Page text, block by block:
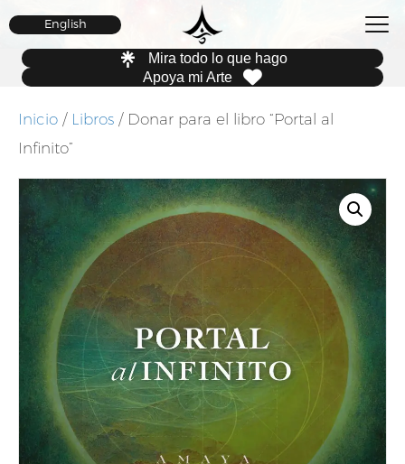
English
Mira todo lo que hago
Apoya mi Arte
Inicio / Libros / Donar para el libro “Portal al
Infinito”